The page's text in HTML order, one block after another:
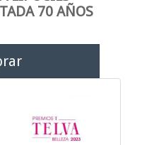
70 AÑOS